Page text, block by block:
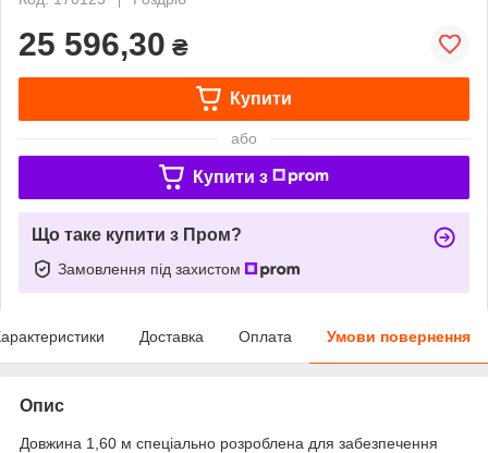
25 596,30 ₴
Купити
або
Купити з
Що таке купити з Пром?
Замовлення під захистом
Доставка Оплата Умови повернення
Опис
Довжина 1,60 м спеціально розроблена для забезпечення